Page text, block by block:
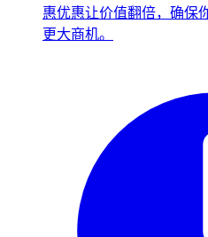
惠优惠让价值翻倍，确保
更大商机。